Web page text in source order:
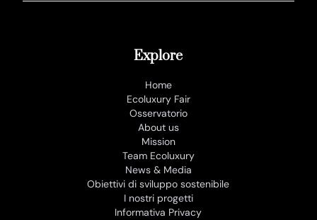
Explore
Home
Ecoluxury Fair
Osservatorio
About us
Mission
Team Ecoluxury
News & Media
Obiettivi di sviluppo sostenibile
I nostri progetti
Informativa Privacy